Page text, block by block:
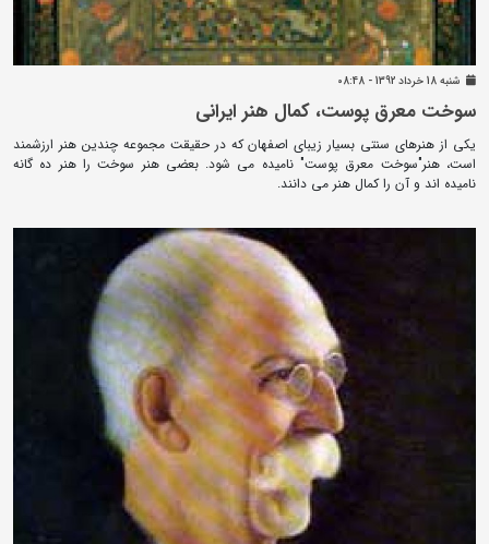
شنبه 18 خرداد 1392 - 08:48
سوخت معرق پوست، کمال هنر ایرانی
یکی از هنرهای سنتی بسیار زیبای اصفهان که در حقیقت مجموعه چندین هنر ارزشمند
است، هنر"سوخت معرق پوست" نامیده می شود. بعضی هنر سوخت را هنر ده گانه
نامیده اند و آن را کمال هنر می دانند.